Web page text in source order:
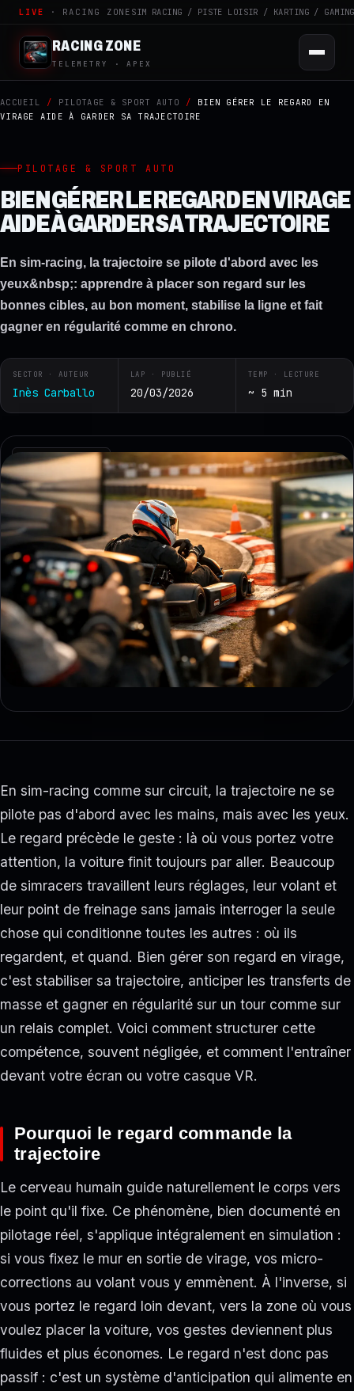
LIVE · RACING ZONE SIM RACING / PISTE LOISIR / KARTING / GAMING
RACING ZONE
TELEMETRY · APEX
ACCUEIL / PILOTAGE & SPORT AUTO /
BIEN GÉRER LE REGARD EN
VIRAGE AIDE À GARDER SA TRAJECTOIRE
PILOTAGE & SPORT AUTO
BIEN GÉRER LE REGARD EN VIRAGE
AIDE À GARDER SA TRAJECTOIRE
En sim-racing, la trajectoire se pilote d'abord avec les
yeux&nbsp;: apprendre à placer son regard sur les
bonnes cibles, au bon moment, stabilise la ligne et fait
gagner en régularité comme en chrono.
SECTOR · AUTEUR
Inès Carballo
LAP · PUBLIÉ
20/03/2026
TEMP · LECTURE
~ 5 min
RZ · TELEMETRY
En sim-racing comme sur circuit, la trajectoire ne se
pilote pas d'abord avec les mains, mais avec les yeux.
Le regard précède le geste : là où vous portez votre
attention, la voiture finit toujours par aller. Beaucoup
de simracers travaillent leurs réglages, leur volant et
leur point de freinage sans jamais interroger la seule
chose qui conditionne toutes les autres : où ils
regardent, et quand. Bien gérer son regard en virage,
c'est stabiliser sa trajectoire, anticiper les transferts de
masse et gagner en régularité sur un tour comme sur
un relais complet. Voici comment structurer cette
compétence, souvent négligée, et comment l'entraîner
devant votre écran ou votre casque VR.
Pourquoi le regard commande la
trajectoire
Le cerveau humain guide naturellement le corps vers
le point qu'il fixe. Ce phénomène, bien documenté en
pilotage réel, s'applique intégralement en simulation :
si vous fixez le mur en sortie de virage, vos micro-
corrections au volant vous y emmènent. À l'inverse, si
vous portez le regard loin devant, vers la zone où vous
voulez placer la voiture, vos gestes deviennent plus
fluides et plus économes. Le regard n'est donc pas
passif : c'est un système d'anticipation qui alimente en